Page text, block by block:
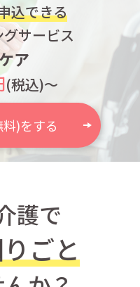
込できる
サービス
ア
(税込)～
)をする
護で
ごと